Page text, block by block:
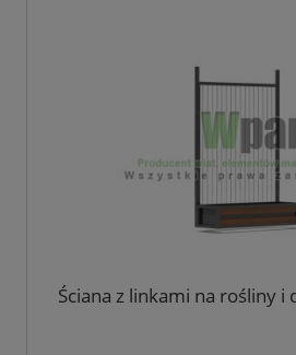
Ściana z linkami na rośliny i